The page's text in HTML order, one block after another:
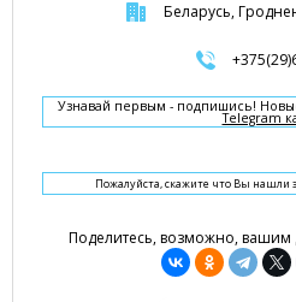
Беларусь,
Узнавай первым - подпишись!
Telegram
Пожалуйста, скажите что Вы нашли
Поделитесь, возможно, вашим